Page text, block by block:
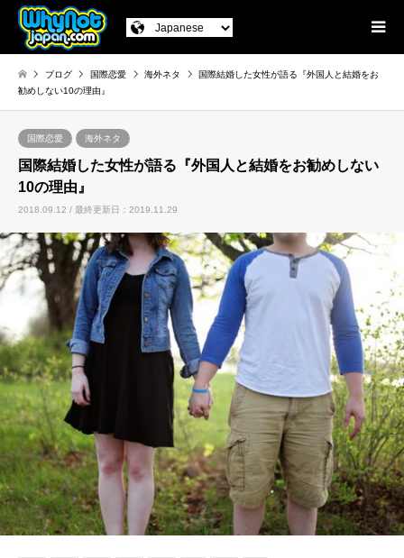
ブログ 国際恋愛 海外ネタ
国際結婚した女性が語る『外国人と結婚をお
勧めしない10の理由』
国際恋愛 海外ネタ
国際結婚した女性が語る『外国人と結婚をお勧めしない
10の理由』
2018.09.12 / 最終更新日：2019.11.29